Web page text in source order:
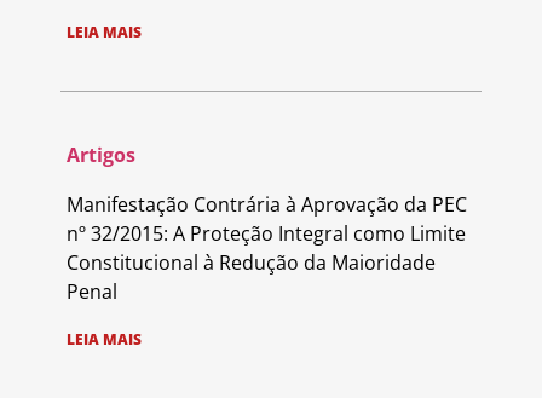
LEIA MAIS
Artigos
Manifestação Contrária à Aprovação da PEC
nº 32/2015: A Proteção Integral como Limite
Constitucional à Redução da Maioridade
Penal
LEIA MAIS